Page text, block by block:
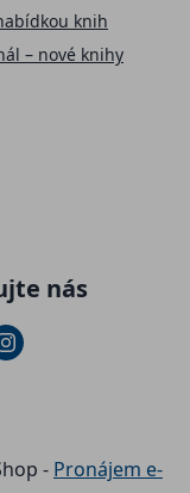
knih
– nové knihy
nás
- Pronájem e-